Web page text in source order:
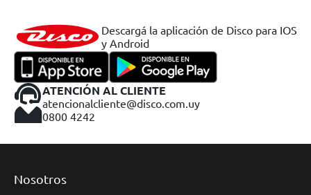
Descargá la aplicación de Disco para IOS
y Android
ATENCIÓN AL CLIENTE
atencionalcliente@disco.com.uy
0800 4242
Nosotros